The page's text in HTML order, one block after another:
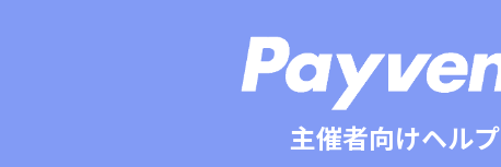
主催者向けヘルプ